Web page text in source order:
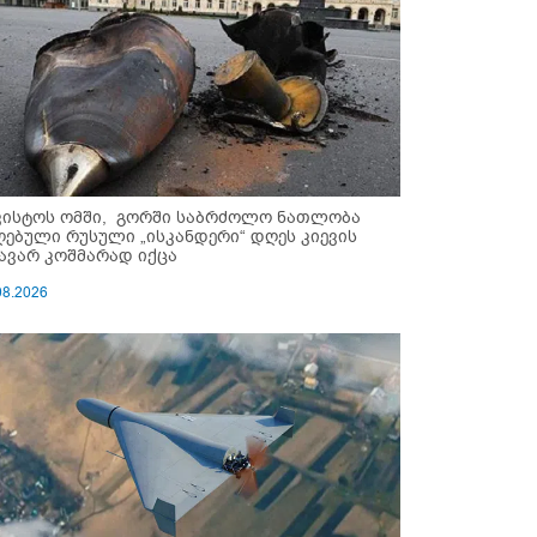
ომში, გორში საბრძოლო ნათლობა
რუსული „ისკანდერი“ დღეს კიევის
კოშმარად იქცა